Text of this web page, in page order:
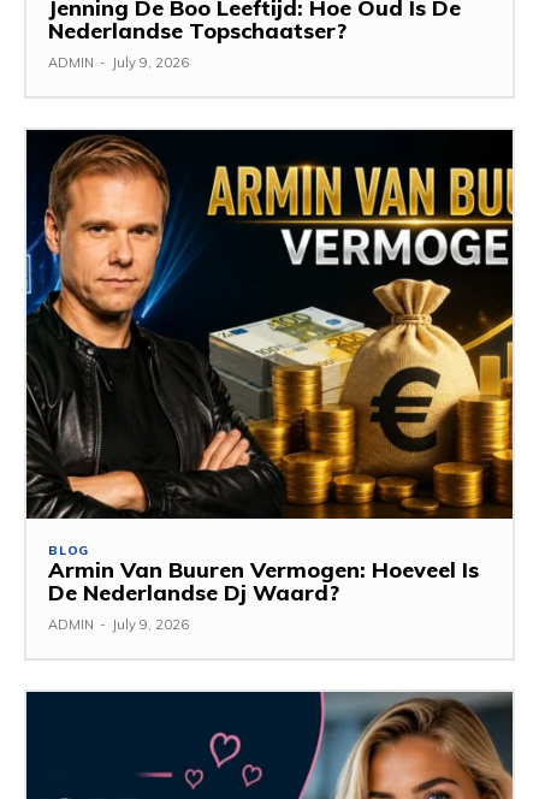
Jenning De Boo Leeftijd: Hoe Oud Is De
Nederlandse Topschaatser?
ADMIN - July 9, 2026
BLOG
Armin Van Buuren Vermogen: Hoeveel Is
De Nederlandse Dj Waard?
ADMIN - July 9, 2026